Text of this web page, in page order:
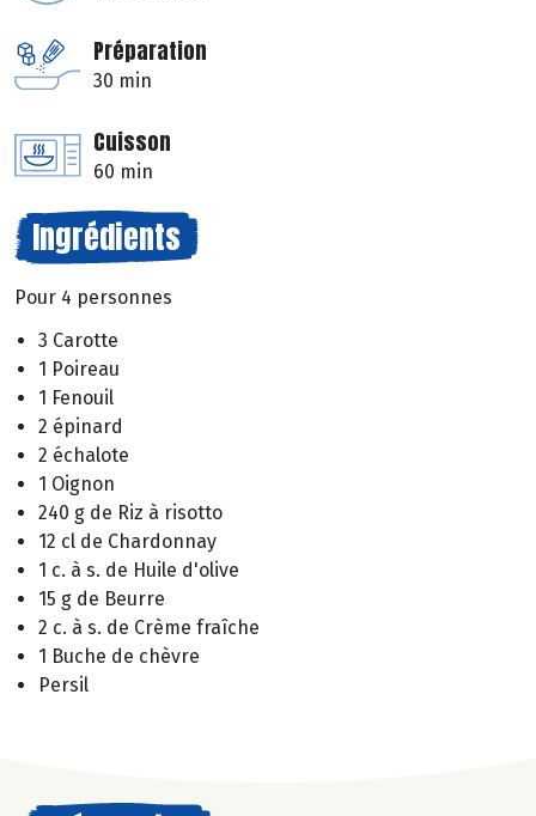
Préparation
30 min
Cuisson
60 min
Ingrédients
Pour 4 personnes
3 Carotte
1 Poireau
1 Fenouil
2 épinard
2 échalote
1 Oignon
240 g de Riz à risotto
12 cl de Chardonnay
1 c. à s. de Huile d'olive
15 g de Beurre
2 c. à s. de Crème fraîche
1 Buche de chèvre
Persil